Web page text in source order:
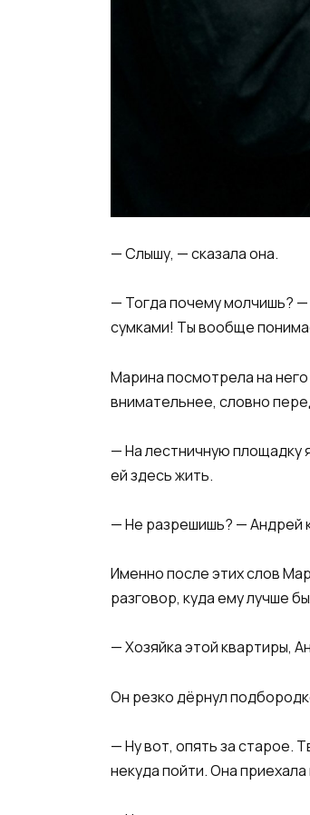
— Слышу, — сказала она.
— Тогда почему молчишь? —
сумками! Ты вообще
Марина посмотрела на него
внимательнее, словно
— На лестничную площадку
ей здесь жить.
— Не разрешишь? — Андрей
Именно после этих слов
разговор, куда ему лучше
— Хозяйка этой квартиры,
Он резко дёрнул
— Ну вот, опять за старое.
некуда пойти. Она